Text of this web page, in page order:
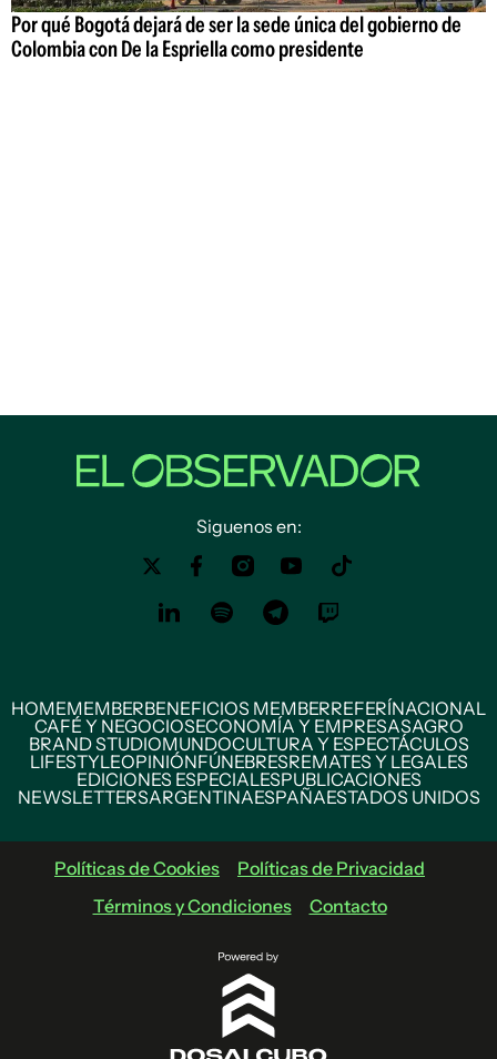
Por qué Bogotá dejará de ser la sede única del gobierno de
Colombia con De la Espriella como presidente
Siguenos en:
HOMEMEMBERBENEFICIOS MEMBERREFERÍNACIONAL
CAFÉ Y NEGOCIOSECONOMÍA Y EMPRESASAGRO
BRAND STUDIOMUNDOCULTURA Y ESPECTÁCULOS
LIFESTYLEOPINIÓNFÚNEBRESREMATES Y LEGALES
EDICIONES ESPECIALESPUBLICACIONES
NEWSLETTERSARGENTINAESPAÑAESTADOS UNIDOS
Políticas de Cookies
Políticas de Privacidad
Términos y Condiciones
Contacto